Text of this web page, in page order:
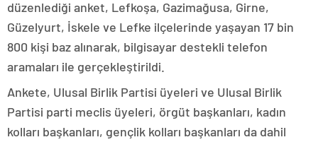
düzenlediği anket, Lefkoşa, Gazimağusa, Girne,
Güzelyurt, İskele ve Lefke ilçelerinde yaşayan 17 bin
800 kişi baz alınarak, bilgisayar destekli telefon
aramaları ile gerçekleştirildi.
Ankete, Ulusal Birlik Partisi üyeleri ve Ulusal Birlik
Partisi parti meclis üyeleri, örgüt başkanları, kadın
kolları başkanları, gençlik kolları başkanları da dahil